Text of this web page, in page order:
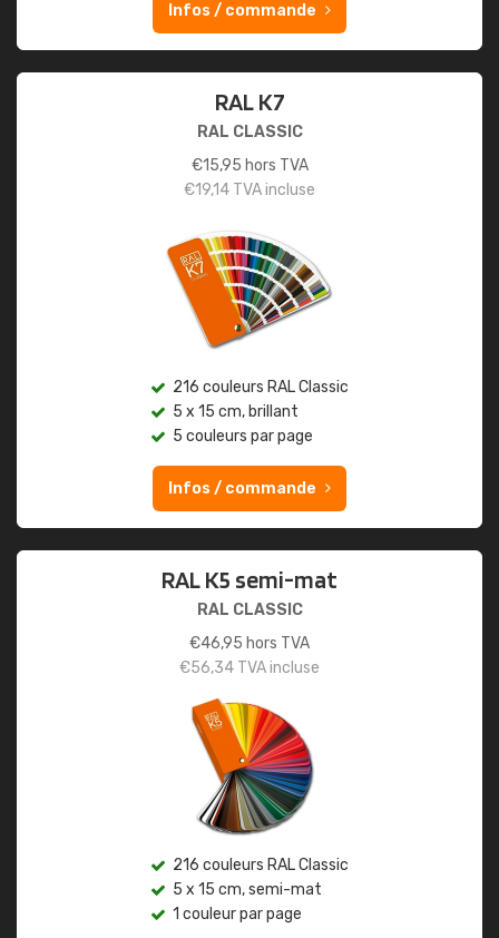
Infos / commande
RAL K7
RAL CLASSIC
€15,95 hors TVA
€19,14 TVA incluse
216 couleurs RAL Classic
5 x 15 cm, brillant
5 couleurs par page
Infos / commande
RAL K5 semi-mat
RAL CLASSIC
€46,95 hors TVA
€56,34 TVA incluse
216 couleurs RAL Classic
5 x 15 cm, semi-mat
1 couleur par page